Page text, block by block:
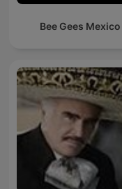
Bee Gees Mexico